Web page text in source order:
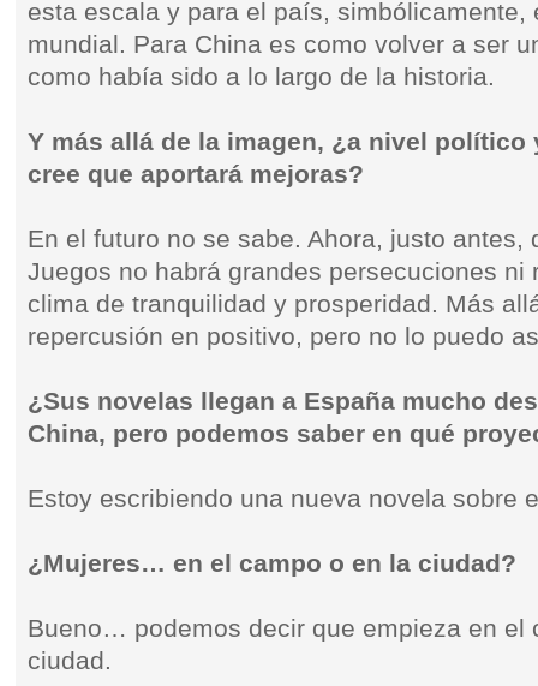
esta escala y para el país,
mundial. Para China es como volver a ser
como había sido a lo largo de la historia.
Y más allá de la imagen, ¿a nivel político
cree que aportará mejoras?
En el futuro no se sabe. Ahora, justo antes,
Juegos no habrá grandes persecuciones ni
clima de tranquilidad y prosperidad. Más
repercusión en positivo, pero no lo puedo
¿Sus novelas llegan a España mucho
China, pero podemos saber en qué
Estoy escribiendo una nueva novela sobre
¿Mujeres… en el campo o en la ciudad?
Bueno… podemos decir que empieza en el
ciudad.